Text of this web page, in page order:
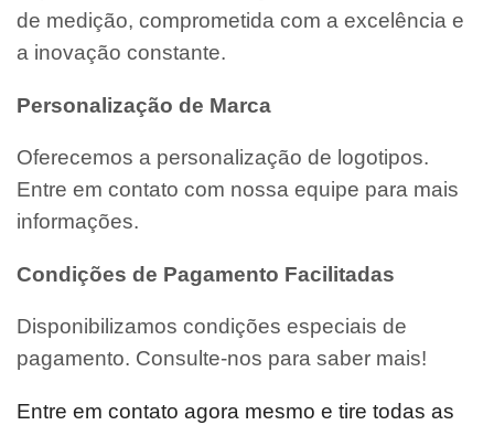
de medição, comprometida com a excelência e
a inovação constante.
Personalização de Marca
Oferecemos a personalização de logotipos.
Entre em contato com nossa equipe para mais
informações.
Condições de Pagamento Facilitadas
Disponibilizamos condições especiais de
pagamento. Consulte-nos para saber mais!
Entre em contato agora mesmo e tire todas as